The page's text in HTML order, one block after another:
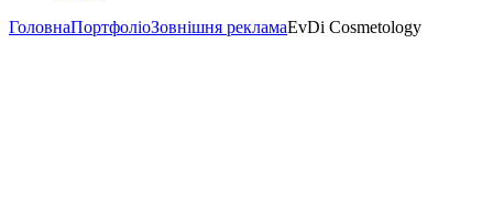
ГоловнаПортфоліоЗовнішня рекламаEvDi Cosmetology